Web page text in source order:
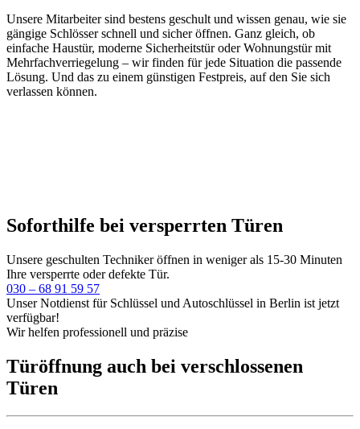
Unsere Mitarbeiter sind bestens geschult und wissen genau, wie sie
gängige Schlösser schnell und sicher öffnen. Ganz gleich, ob
einfache Haustür, moderne Sicherheitstür oder Wohnungstür mit
Mehrfachverriegelung – wir finden für jede Situation die passende
Lösung. Und das zu einem günstigen Festpreis, auf den Sie sich
verlassen können.
Soforthilfe bei versperrten Türen
Unsere geschulten Techniker öffnen in weniger als 15-30 Minuten
Ihre versperrte oder defekte Tür.
030 – 68 91 59 57
Unser Notdienst für Schlüssel und Autoschlüssel in Berlin ist jetzt
verfügbar!
Wir helfen professionell und präzise
Türöffnung auch bei verschlossenen
Türen